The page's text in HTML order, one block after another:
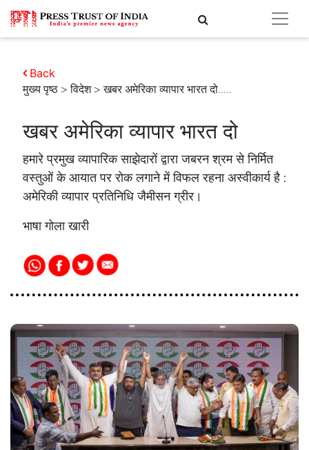
मुख्य पृष्ठ >विदेश> खबर अमेरिका व्यापार भारत दो.....
Back
खबर अमेरिका व्यापार भारत दो
हमारे प्रमुख व्यापारिक साझेदारों द्वारा जबरन श्रम से निर्मित
वस्तुओं के आयात पर रोक लगाने में विफल रहना अस्वीकार्य है :
अमेरिकी व्यापार प्रतिनिधि जैमीसन ग्रीर।
भाषा गोला खारी